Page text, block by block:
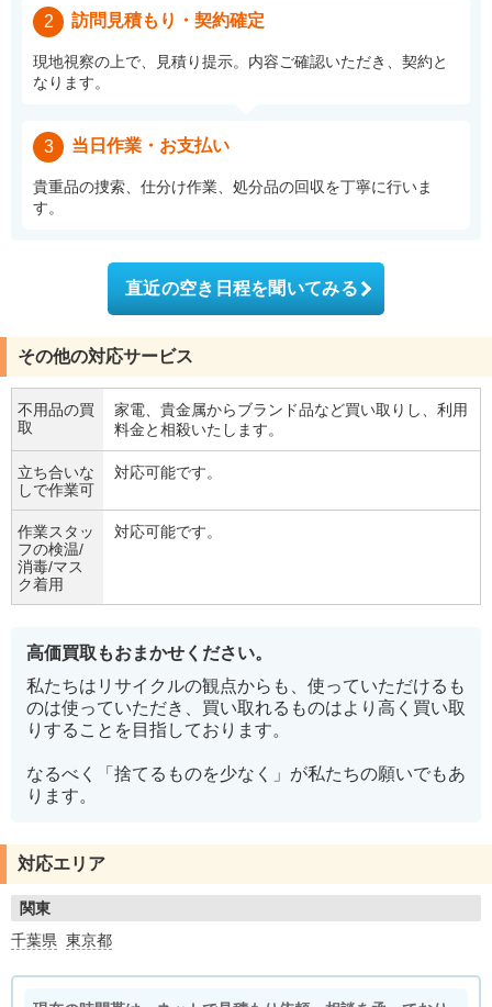
2 訪問見積もり・契約確定
現地視察の上で、見積り提示。内容ご確認いただき、契約と
なります。
3 当日作業・お支払い
貴重品の捜索、仕分け作業、処分品の回収を丁寧に行いま
す。
直近の空き日程を聞いてみる
その他の対応サービス
不用品の買
取
家電、貴金属からブランド品など買い取りし、利用
料金と相殺いたします。
立ち合いな
しで作業可
対応可能です。
作業スタッ
フの検温/
消毒/マス
ク着用
対応可能です。
高価買取もおまかせください。
私たちはリサイクルの観点からも、使っていただけるも
のは使っていただき、買い取れるものはより高く買い取
りすることを目指しております。
なるべく「捨てるものを少なく」が私たちの願いでもあ
ります。
対応エリア
関東
千葉県 東京都